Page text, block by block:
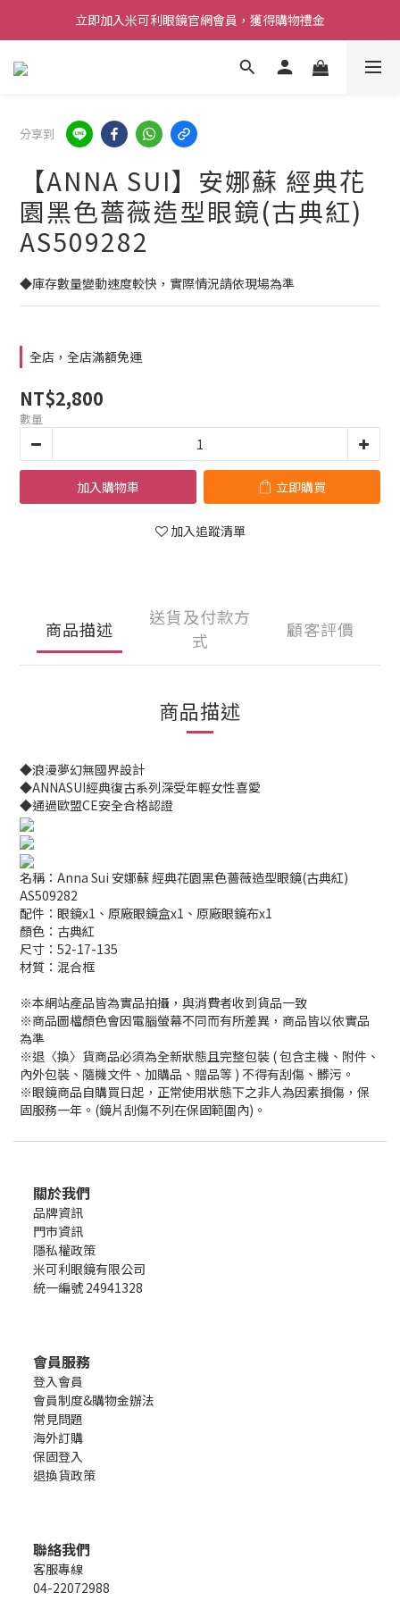
立即加入米可利眼鏡官網會員，獲得購物禮金
分享到
【ANNA SUI】安娜蘇 經典花
園黑色薔薇造型眼鏡(古典紅)
AS509282
◆庫存數量變動速度較快，實際情況請依現場為準
全店，全店滿額免運
NT$2,800
數量
加入購物車 立即購買
加入追蹤清單
商品描述
送貨及付款方
式
顧客評價
商品描述
◆浪漫夢幻無國界設計
◆ANNASUI經典復古系列深受年輕女性喜愛
◆通過歐盟CE安全合格認證
名稱：Anna Sui 安娜蘇 經典花園黑色薔薇造型眼鏡(古典紅)
AS509282
配件：眼鏡x1、原廠眼鏡盒x1、原廠眼鏡布x1
顏色：古典紅
尺寸：52-17-135
材質：混合框
※本網站產品皆為實品拍攝，與消費者收到貨品一致
※商品圖檔顏色會因電腦螢幕不同而有所差異，商品皆以依實品
為準
※退〈換〉貨商品必須為全新狀態且完整包裝 ( 包含主機、附件、
內外包裝、隨機文件、加購品、贈品等 ) 不得有刮傷、髒污。
※眼鏡商品自購買日起，正常使用狀態下之非人為因素損傷，保
固服務一年。(鏡片刮傷不列在保固範圍內)。
關於我們
品牌資訊
門市資訊
隱私權政策
米可利眼鏡有限公司
統一編號 24941328
會員服務
登入會員
會員制度&購物金辦法
常見問題
海外訂購
保固登入
退換貨政策
聯絡我們
客服專線
04-22072988